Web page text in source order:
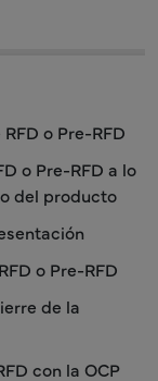
o Pre-RFD
o Pre-RFD a lo
del producto
o Pre-RFD
de la
con la OCP